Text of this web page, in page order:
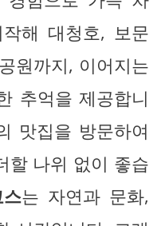
해 대청호, 보문
원까지, 이어지는
추억을 제공합니
맛집을 방문하여
할 나위 없이 좋습
는 자연과 문화,